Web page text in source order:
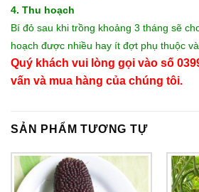
4. Thu hoạch
Bí đỏ sau khi trồng khoảng 3 tháng sẽ
hoạch được nhiều hay ít đợt phụ thuộc
Quý khách vui lòng gọi vào số
vấn và mua hàng của chúng tôi.
SẢN PHẨM TƯƠNG TỰ